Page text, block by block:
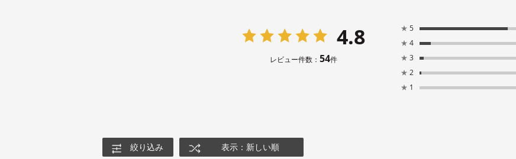
4.8
レビュー件数： 54件
★ 5
★ 4
★ 3
★ 2
★ 1
絞り込み 表示：新しい順